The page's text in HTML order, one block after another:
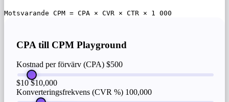
Motsvarande CPM = CPA × CVR × CTR × 1 000
CPA till CPM Playground
Kostnad per förvärv (CPA) $500
$10 $10,000
Konverteringsfrekvens (CVR %) 100,000